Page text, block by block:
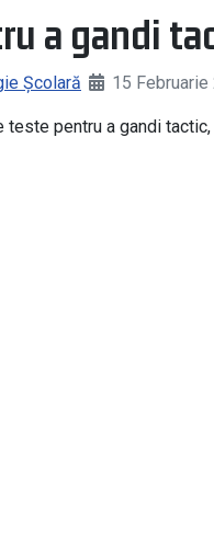
a gandi
Școlară 15 Februarie
teste pentru a gandi
fisa de activitate ver_2